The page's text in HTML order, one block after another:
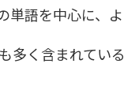
単語を中心に、
多く含まれてい